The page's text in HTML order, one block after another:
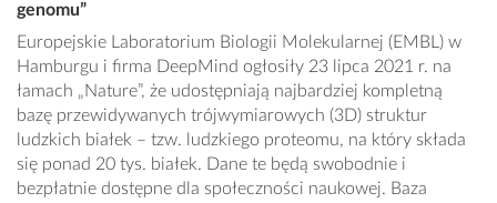
genomu”
Europejskie Laboratorium Biologii Molekularnej (EMBL) w
Hamburgu i firma DeepMind ogłosiły 23 lipca 2021 r. na
łamach „Nature”, że udostępniają najbardziej kompletną
bazę przewidywanych trójwymiarowych (3D) struktur
ludzkich białek – tzw. ludzkiego proteomu, na który składa
się ponad 20 tys. białek. Dane te będą swobodnie i
bezpłatnie dostępne dla społeczności naukowej. Baza